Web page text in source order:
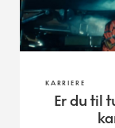
KARRIERE
Er du til